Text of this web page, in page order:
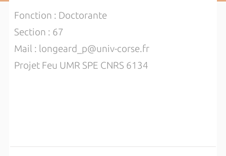
Fonction : Doctorante
Section : 67
Mail : longeard_p@univ-corse.fr
Projet Feu UMR SPE CNRS 6134